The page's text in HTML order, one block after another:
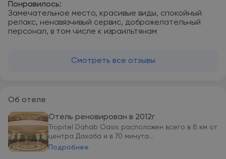
Понравилось:
Замечательное место, красивые виды, спокойный
релакс, ненавязчивый сервис, доброжелательный
персонал, в том числе к израильтянам
Смотреть все отзывы
Об отеле
Отель реновирован в 2012г
Tropitel Dahab Oasis расположен всего в 8 км от
центра Дахаба и в 70 минута...
Подробнее